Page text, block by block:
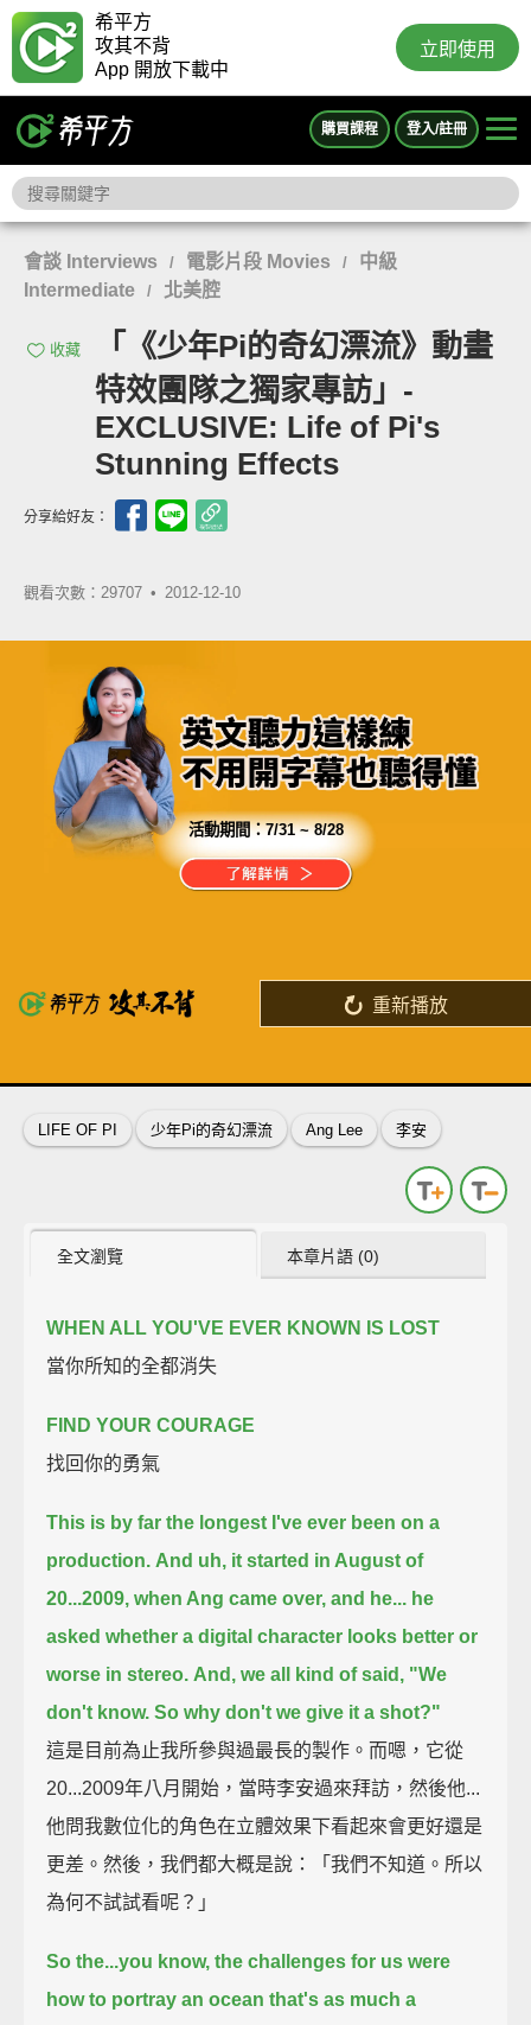
希平方
攻其不背
App 開放下載中
立即使用
購買課程 登入/註冊
會談 Interviews / 電影片段 Movies /
中級
Intermediate
/ 北美腔
收藏
「《少年Pi的奇幻漂流》動畫
特效團隊之獨家專訪」-
EXCLUSIVE: Life of Pi's
Stunning Effects
分享給好友：
觀看次數：29707 • 2012-12-10
活動期間：7/31 ~ 8/28
重新播放
現在只要 30 天，就能學好英文
了解詳情
LIFE OF PI 少年Pi的奇幻漂流 Ang Lee 李安
全文瀏覽 本章片語 (0)
WHEN ALL YOU'VE EVER KNOWN IS LOST
當你所知的全都消失
FIND YOUR COURAGE
找回你的勇氣
This is by far the longest I've ever been on a
production. And uh, it started in August of
20...2009, when Ang came over, and he... he
asked whether a digital character looks better or
worse in stereo. And, we all kind of said, "We
don't know. So why don't we give it a shot?"
這是目前為止我所參與過最長的製作。而嗯，它從
20...2009年八月開始，當時李安過來拜訪，然後他...
他問我數位化的角色在立體效果下看起來會更好還是
更差。然後，我們都大概是說：「我們不知道。所以
為何不試試看呢？」
So the...you know, the challenges for us were
how to portray an ocean that's as much a